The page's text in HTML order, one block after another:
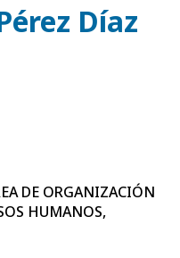
Díaz
DE ORGANIZACIÓN
HUMANOS,